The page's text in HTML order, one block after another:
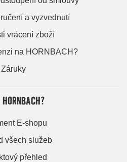
a vyzvednutí
vrácení zboží
na HORNBACH?
Záruky
E-shopu
všech služeb
přehled